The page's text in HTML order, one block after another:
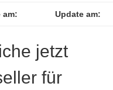
am: Update am:
jetzt
für